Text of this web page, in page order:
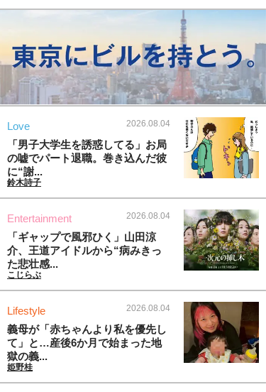
Love 2026.08.04
「男子大学生を誘惑してる」お局
の嘘でパート退職。巻き込んだ彼
に“謝...
鈴木詩子
Entertainment 2026.08.04
「ギャップで風邪ひく」山田涼
介、王道アイドルから“病みきっ
た悲壮感...
こじらぶ
Lifestyle 2026.08.04
義母が「赤ちゃんより私を優先し
て」と…産後6か月で始まった地
獄の義...
姫野桂